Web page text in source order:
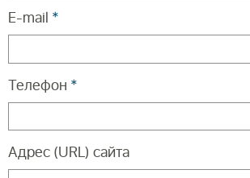
E-mail *
Телефон *
Адрес (URL) сайта